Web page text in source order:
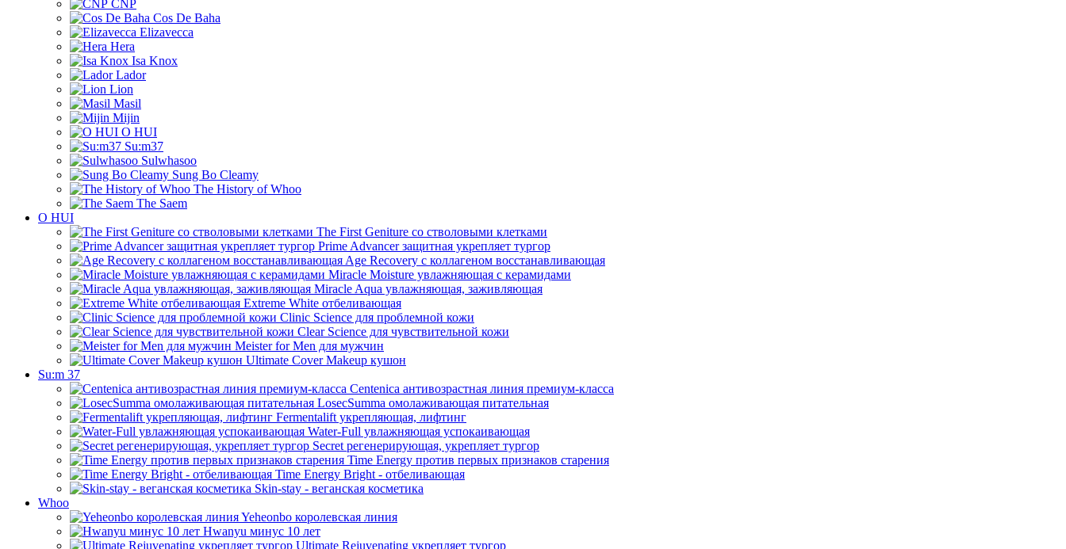
CNP
Cos De Baha
Elizavecca
Hera
Isa Knox
Lador
Lion
Masil
Mijin
O HUI
Su:m37
Sulwhasoo
Sung Bo Cleamy
The History of Whoo
The Saem
O HUI
The First Geniture со стволовыми клетками
Prime Advancer защитная укрепляет тургор
Age Recovery с коллагеном восстанавливающая
Miracle Moisture увлажняющая с керамидами
Miracle Aqua увлажняющая, заживляющая
Extreme White отбеливающая
Clinic Science для проблемной кожи
Clear Science для чувствительной кожи
Meister for Men для мужчин
Ultimate Cover Makeup кушон
Su:m 37
Centenica антивозрастная линия премиум-класса
LosecSumma омолаживающая питательная
Fermentalift укрепляющая, лифтинг
Water-Full увлажняющая успокаивающая
Secret регенерирующая, укрепляет тургор
Time Energy против первых признаков старения
Time Energy Bright - отбеливающая
Skin-stay - веганская косметика
Whoo
Yeheonbo королевская линия
Hwanyu минус 10 лет
Ultimate Rejuvenating укрепляет тургор